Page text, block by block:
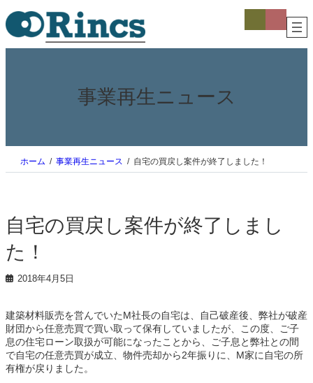
内
容
を
ス
コ
コ
事業再生ニュース
ホーム 事業再生ニュース 自宅の買戻し案件が終了しました！
自宅の買戻し案件が終了しまし
た！
2018年4月5日
建築材料販売を営んでいたM社長の自宅は、自己破産後、弊社が破産
財団から任意売買で買い取って保有していましたが、この度、ご子
息の住宅ローン取扱が可能になったことから、ご子息と弊社との間
で自宅の任意売買が成立、物件売却から2年振りに、M家に自宅の所
有権が戻りました。